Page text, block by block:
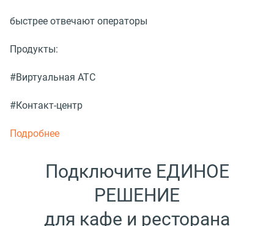
быстрее отвечают операторы
Продукты:
#Виртуальная АТС
#Контакт-центр
Подробнее
Подключите ЕДИНОЕ
РЕШЕНИЕ
для кафе и ресторана